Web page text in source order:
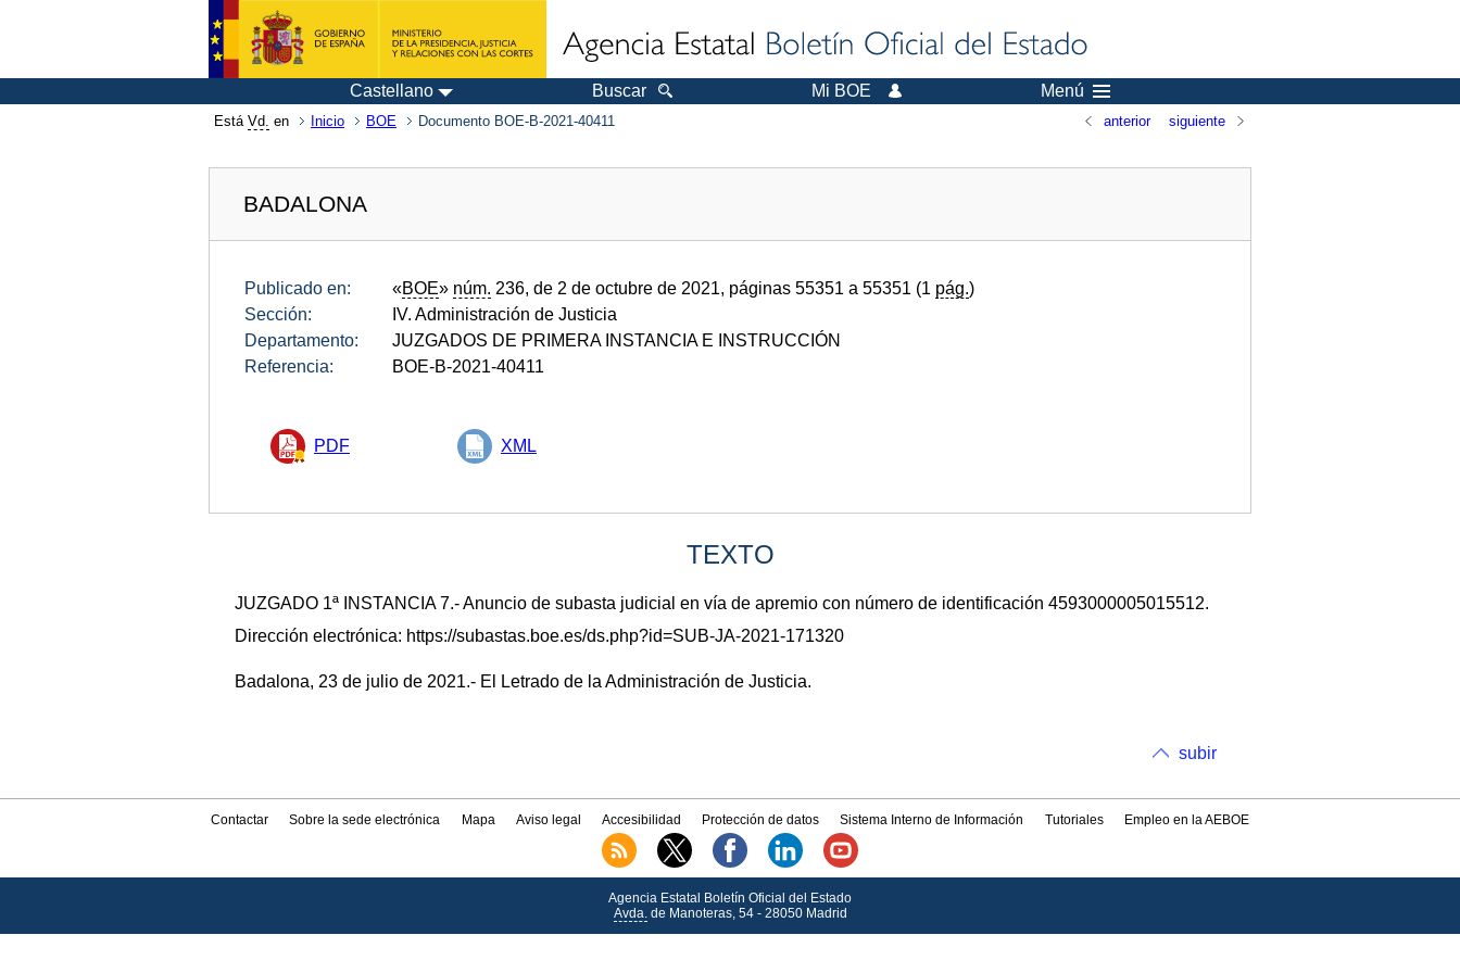
Castellano Buscar Mi BOE Menú
Está Vd. en Inicio BOE Documento BOE-B-2021-40411 anterior siguiente
BADALONA
Publicado en: «BOE» núm. 236, de 2 de octubre de 2021, páginas 55351 a 55351 (1 pág.)
Sección:
IV. Administración de Justicia
Departamento:
JUZGADOS DE PRIMERA INSTANCIA E INSTRUCCIÓN
Referencia:
BOE-B-2021-40411
PDF XML
TEXTO
JUZGADO 1ª INSTANCIA 7.- Anuncio de subasta judicial en vía de apremio con número de identificación 4593000005015512.
Dirección electrónica: https://subastas.boe.es/ds.php?id=SUB-JA-2021-171320
Badalona, 23 de julio de 2021.- El Letrado de la Administración de Justicia.
subir
Contactar Sobre la sede electrónica Mapa Aviso legal Accesibilidad Protección de datos Sistema Interno de Información Tutoriales Empleo en la AEBOE
Agencia Estatal Boletín Oficial del Estado
Avda.de Manoteras, 54 - 28050 Madrid